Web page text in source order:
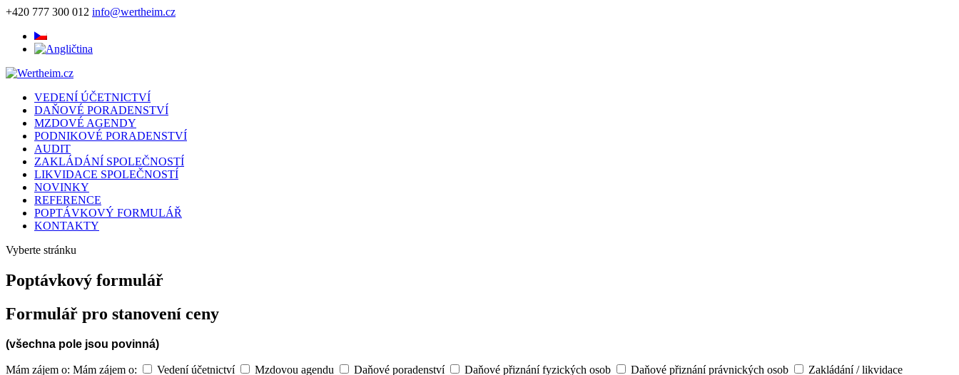
+420 777 300 012 info@wertheim.cz
VEDENÍ ÚČETNICTVÍ
DAŇOVÉ PORADENSTVÍ
MZDOVÉ AGENDY
PODNIKOVÉ PORADENSTVÍ
AUDIT
ZAKLÁDÁNÍ SPOLEČNOSTÍ
LIKVIDACE SPOLEČNOSTÍ
NOVINKY
REFERENCE
POPTÁVKOVÝ FORMULÁŘ
KONTAKTY
Vyberte stránku
Poptávkový formulář
Formulář pro stanovení ceny
(všechna pole jsou povinná)
Mám zájem o: Mám zájem o: Vedení účetnictví Mzdovou agendu Daňové poradenství Daňové přiznání fyzických osob Daňové přiznání právnických osob
Zakládání / likvidace